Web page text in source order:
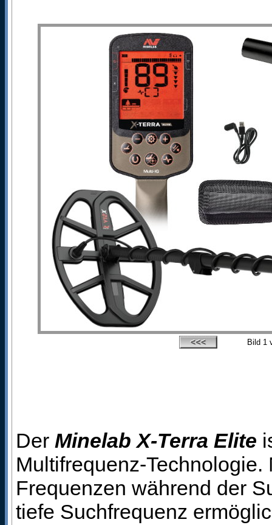
Bild 1
Der Minelab X-Terra Elite
Multifrequenz-
Frequenzen während der
tiefe Suchfrequenz